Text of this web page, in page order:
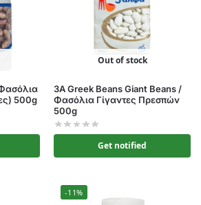
500g
Out of stock
3A Greek Beans Giant Beans /
Φασόλια Γίγαντες Πρεσπών
500g
Get notified
-11%